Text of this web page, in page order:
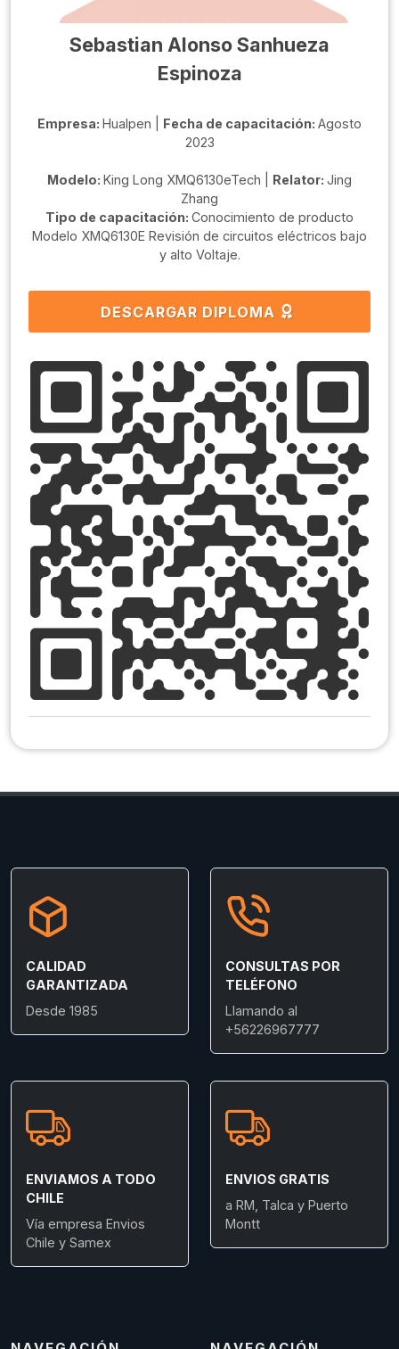
Sebastian Alonso Sanhueza
Espinoza
Empresa: Hualpen | Fecha de capacitación: Agosto
2023
Modelo: King Long XMQ6130eTech | Relator: Jing
Zhang
Tipo de capacitación: Conocimiento de producto
Modelo XMQ6130E Revisión de circuitos eléctricos bajo
y alto Voltaje.
DESCARGAR DIPLOMA
CALIDAD
GARANTIZADA
Desde 1985
CONSULTAS POR
TELÉFONO
Llamando al
+56226967777
ENVIAMOS A TODO
CHILE
Vía empresa Envios
Chile y Samex
ENVIOS GRATIS
a RM, Talca y Puerto
Montt